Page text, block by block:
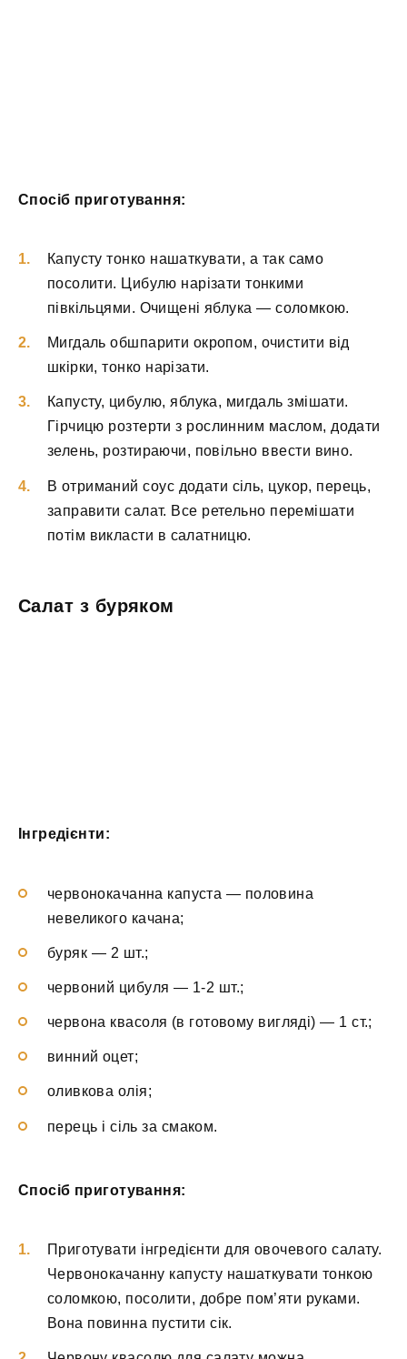
Спосіб приготування:
Капусту тонко нашаткувати, а так само
посолити. Цибулю нарізати тонкими
півкільцями. Очищені яблука — соломкою.
Мигдаль обшпарити окропом, очистити від
шкірки, тонко нарізати.
Капусту, цибулю, яблука, мигдаль змішати.
Гірчицю розтерти з рослинним маслом, додати
зелень, розтираючи, повільно ввести вино.
В отриманий соус додати сіль, цукор, перець,
заправити салат. Все ретельно перемішати
потім викласти в салатницю.
Салат з буряком
Інгредієнти:
червонокачанна капуста — половина
невеликого качана;
буряк — 2 шт.;
червоний цибуля — 1-2 шт.;
червона квасоля (в готовому вигляді) — 1 ст.;
винний оцет;
оливкова олія;
перець і сіль за смаком.
Спосіб приготування:
Приготувати інгредієнти для овочевого салату.
Червонокачанну капусту нашаткувати тонкою
соломкою, посолити, добре пом’яти руками.
Вона повинна пустити сік.